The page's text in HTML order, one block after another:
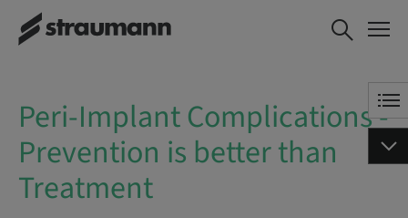
Peri-Implant
Complications -
RESERVAR AHORA
Peri-Implant Complications -
Prevention is better than
Treatment